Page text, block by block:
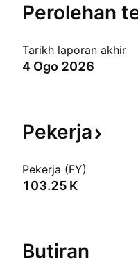
Perolehan
Tarikh laporan akhir
4 Ogo 2026
Pekerja
Pekerja (FY)
‪103.25 K‬
Butiran